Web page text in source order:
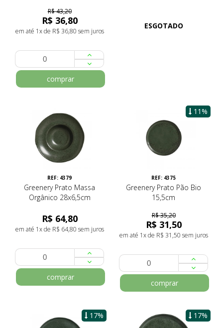
R$ 43,20
R$ 36,80
em até 1x de R$ 36,80 sem juros
comprar
ESGOTADO
REF: 4379
Greenery Prato Massa
Orgânico 28x6,5cm
R$ 64,80
em até 1x de R$ 64,80 sem juros
comprar
11%
REF: 4375
Greenery Prato Pão Bio
15,5cm
R$ 35,20
R$ 31,50
em até 1x de R$ 31,50 sem juros
comprar
17% 17%